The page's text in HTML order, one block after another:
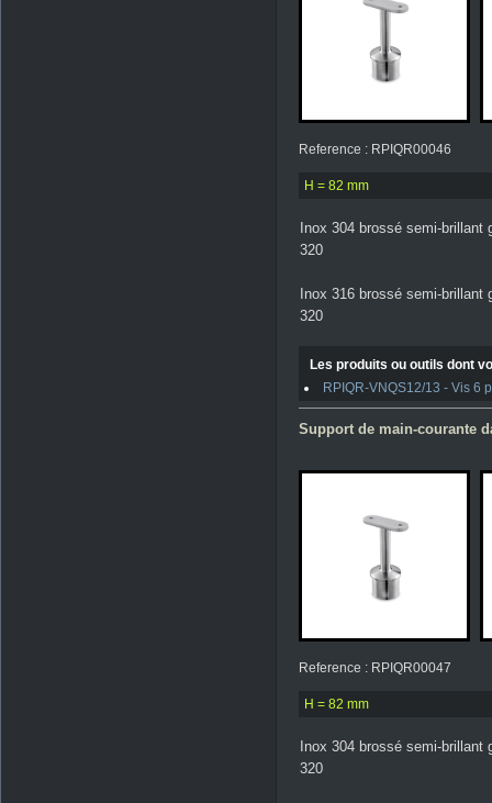
Reference : RPIQR00046
H = 82 mm
Inox 304 brossé semi-brillant
320
Inox 316 brossé semi-brillant
320
Les produits ou outils dont
RPIQR-VNQS12/13 - Vis 6
Support de main-courante
Reference : RPIQR00047
H = 82 mm
Inox 304 brossé semi-brillant
320